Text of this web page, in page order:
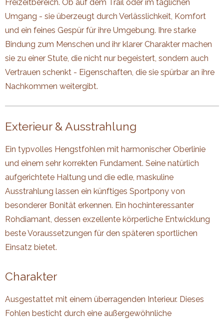
Freizeitbereich. Ob auf dem Trail oder im täglichen
Umgang - sie überzeugt durch Verlässlichkeit, Komfort
und ein feines Gespür für ihre Umgebung. Ihre starke
Bindung zum Menschen und ihr klarer Charakter machen
sie zu einer Stute, die nicht nur begeistert, sondern auch
Vertrauen schenkt - Eigenschaften, die sie spürbar an ihre
Nachkommen weitergibt.
Exterieur & Ausstrahlung
Ein typvolles Hengstfohlen mit harmonischer Oberlinie
und einem sehr korrekten Fundament. Seine natürlich
aufgerichtete Haltung und die edle, maskuline
Ausstrahlung lassen ein künftiges Sportpony von
besonderer Bonität erkennen. Ein hochinteressanter
Rohdiamant, dessen exzellente körperliche Entwicklung
beste Voraussetzungen für den späteren sportlichen
Einsatz bietet.
Charakter
Ausgestattet mit einem überragenden Interieur. Dieses
Fohlen besticht durch eine außergewöhnliche